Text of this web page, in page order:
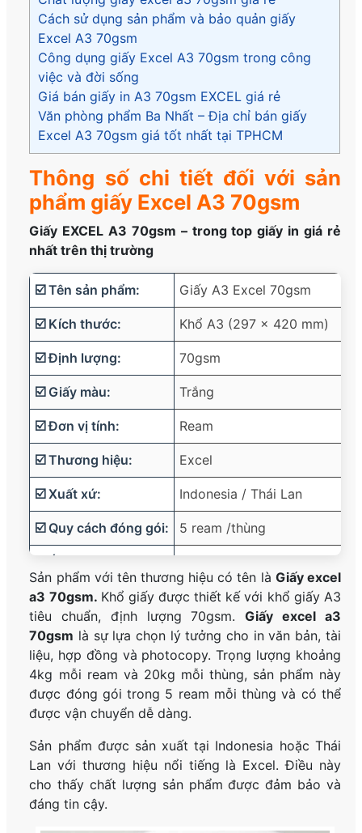
Cách sử dụng sản phẩm và bảo quản giấy
Excel A3 70gsm
Công dụng giấy Excel A3 70gsm trong công
việc và đời sống
Giá bán giấy in A3 70gsm EXCEL giá rẻ
Văn phòng phẩm Ba Nhất – Địa chỉ bán giấy
Excel A3 70gsm giá tốt nhất tại TPHCM
Thông số chi tiết đối với sản
phẩm giấy Excel A3 70gsm
Giấy EXCEL A3 70gsm – trong top giấy in giá rẻ
nhất trên thị trường
☑️ Tên sản phẩm: Giấy A3 Excel 70gsm
☑️ Kích thước: Khổ A3 (297 x 420 mm)
☑️ Định lượng: 70gsm
☑️ Giấy màu: Trắng
☑️ Đơn vị tính: Ream
☑️ Thương hiệu: Excel
☑️ Xuất xứ: Indonesia / Thái Lan
☑️ Quy cách đóng gói: 5 ream /thùng
☑️ Trọng lượng: Khoản 4kg /ream, 20kg /
Sản phẩm với tên thương hiệu có tên là Giấy excel
a3 70gsm. Khổ giấy được thiết kế với khổ giấy A3
tiêu chuẩn, định lượng 70gsm.Giấy excel a3
70gsm là sự lựa chọn lý tưởng cho in văn bản, tài
liệu, hợp đồng và photocopy. Trọng lượng khoảng
4kg mỗi ream và 20kg mỗi thùng, sản phẩm này
được đóng gói trong 5 ream mỗi thùng và có thể
được vận chuyển dễ dàng.
Sản phẩm được sản xuất tại Indonesia hoặc Thái
Lan với thương hiệu nổi tiếng là Excel. Điều này
cho thấy chất lượng sản phẩm được đảm bảo và
đáng tin cậy.